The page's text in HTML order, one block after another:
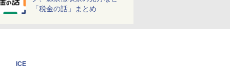
「税金の話」まとめ
ICE